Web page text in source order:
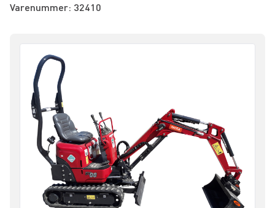
Varenummer: 32410